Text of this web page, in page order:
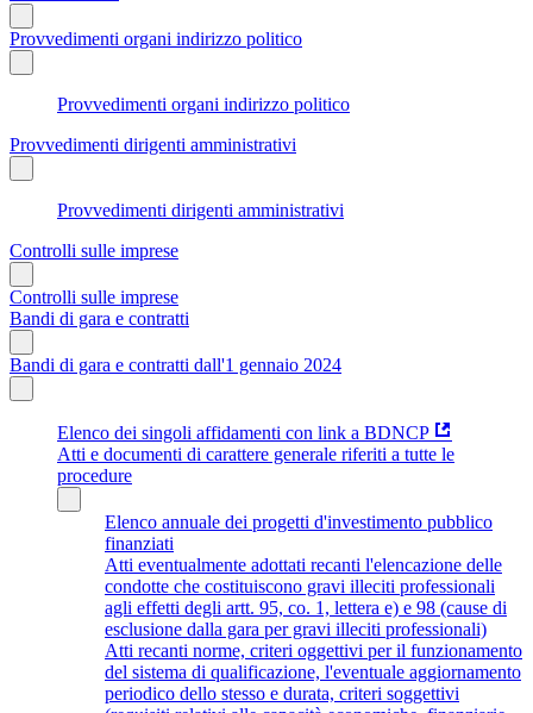
Provvedimenti organi indirizzo politico
Provvedimenti organi indirizzo politico
Provvedimenti dirigenti amministrativi
Provvedimenti dirigenti amministrativi
Controlli sulle imprese
Controlli sulle imprese
Bandi di gara e contratti
Bandi di gara e contratti dall'1 gennaio 2024
Elenco dei singoli affidamenti con link a BDNCP
Atti e documenti di carattere generale riferiti a tutte le
procedure
Elenco annuale dei progetti d'investimento pubblico
finanziati
Atti eventualmente adottati recanti l'elencazione delle
condotte che costituiscono gravi illeciti professionali
agli effetti degli artt. 95, co. 1, lettera e) e 98 (cause di
esclusione dalla gara per gravi illeciti professionali)
Atti recanti norme, criteri oggettivi per il funzionamento
del sistema di qualificazione, l'eventuale aggiornamento
periodico dello stesso e durata, criteri soggettivi